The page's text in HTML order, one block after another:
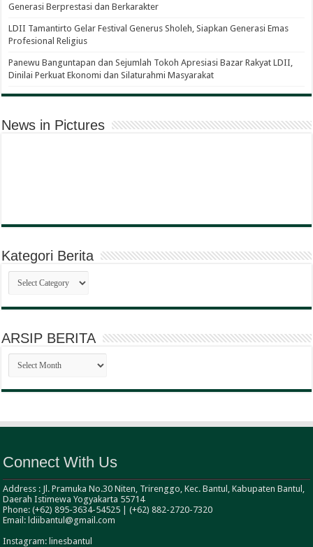
Generasi Berprestasi dan Berkarakter
LDII Tamantirto Gelar Festival Generus Sholeh, Siapkan Generasi Emas
Profesional Religius
Panewu Banguntapan dan Sejumlah Tokoh Apresiasi Bazar Rakyat LDII,
Dinilai Perkuat Ekonomi dan Silaturahmi Masyarakat
News in Pictures
Kategori Berita
Kategori
Berita
ARSIP BERITA
ARSIP
BERITA
Connect With Us
Address : Jl. Pramuka No.30 Niten, Trirenggo, Kec. Bantul, Kabupaten Bantul,
Daerah Istimewa Yogyakarta 55714
Phone: (+62) 895-3634-54525 | (+62) 882-2720-7320
Email: ldiibantul@gmail.com
Instagram: linesbantul